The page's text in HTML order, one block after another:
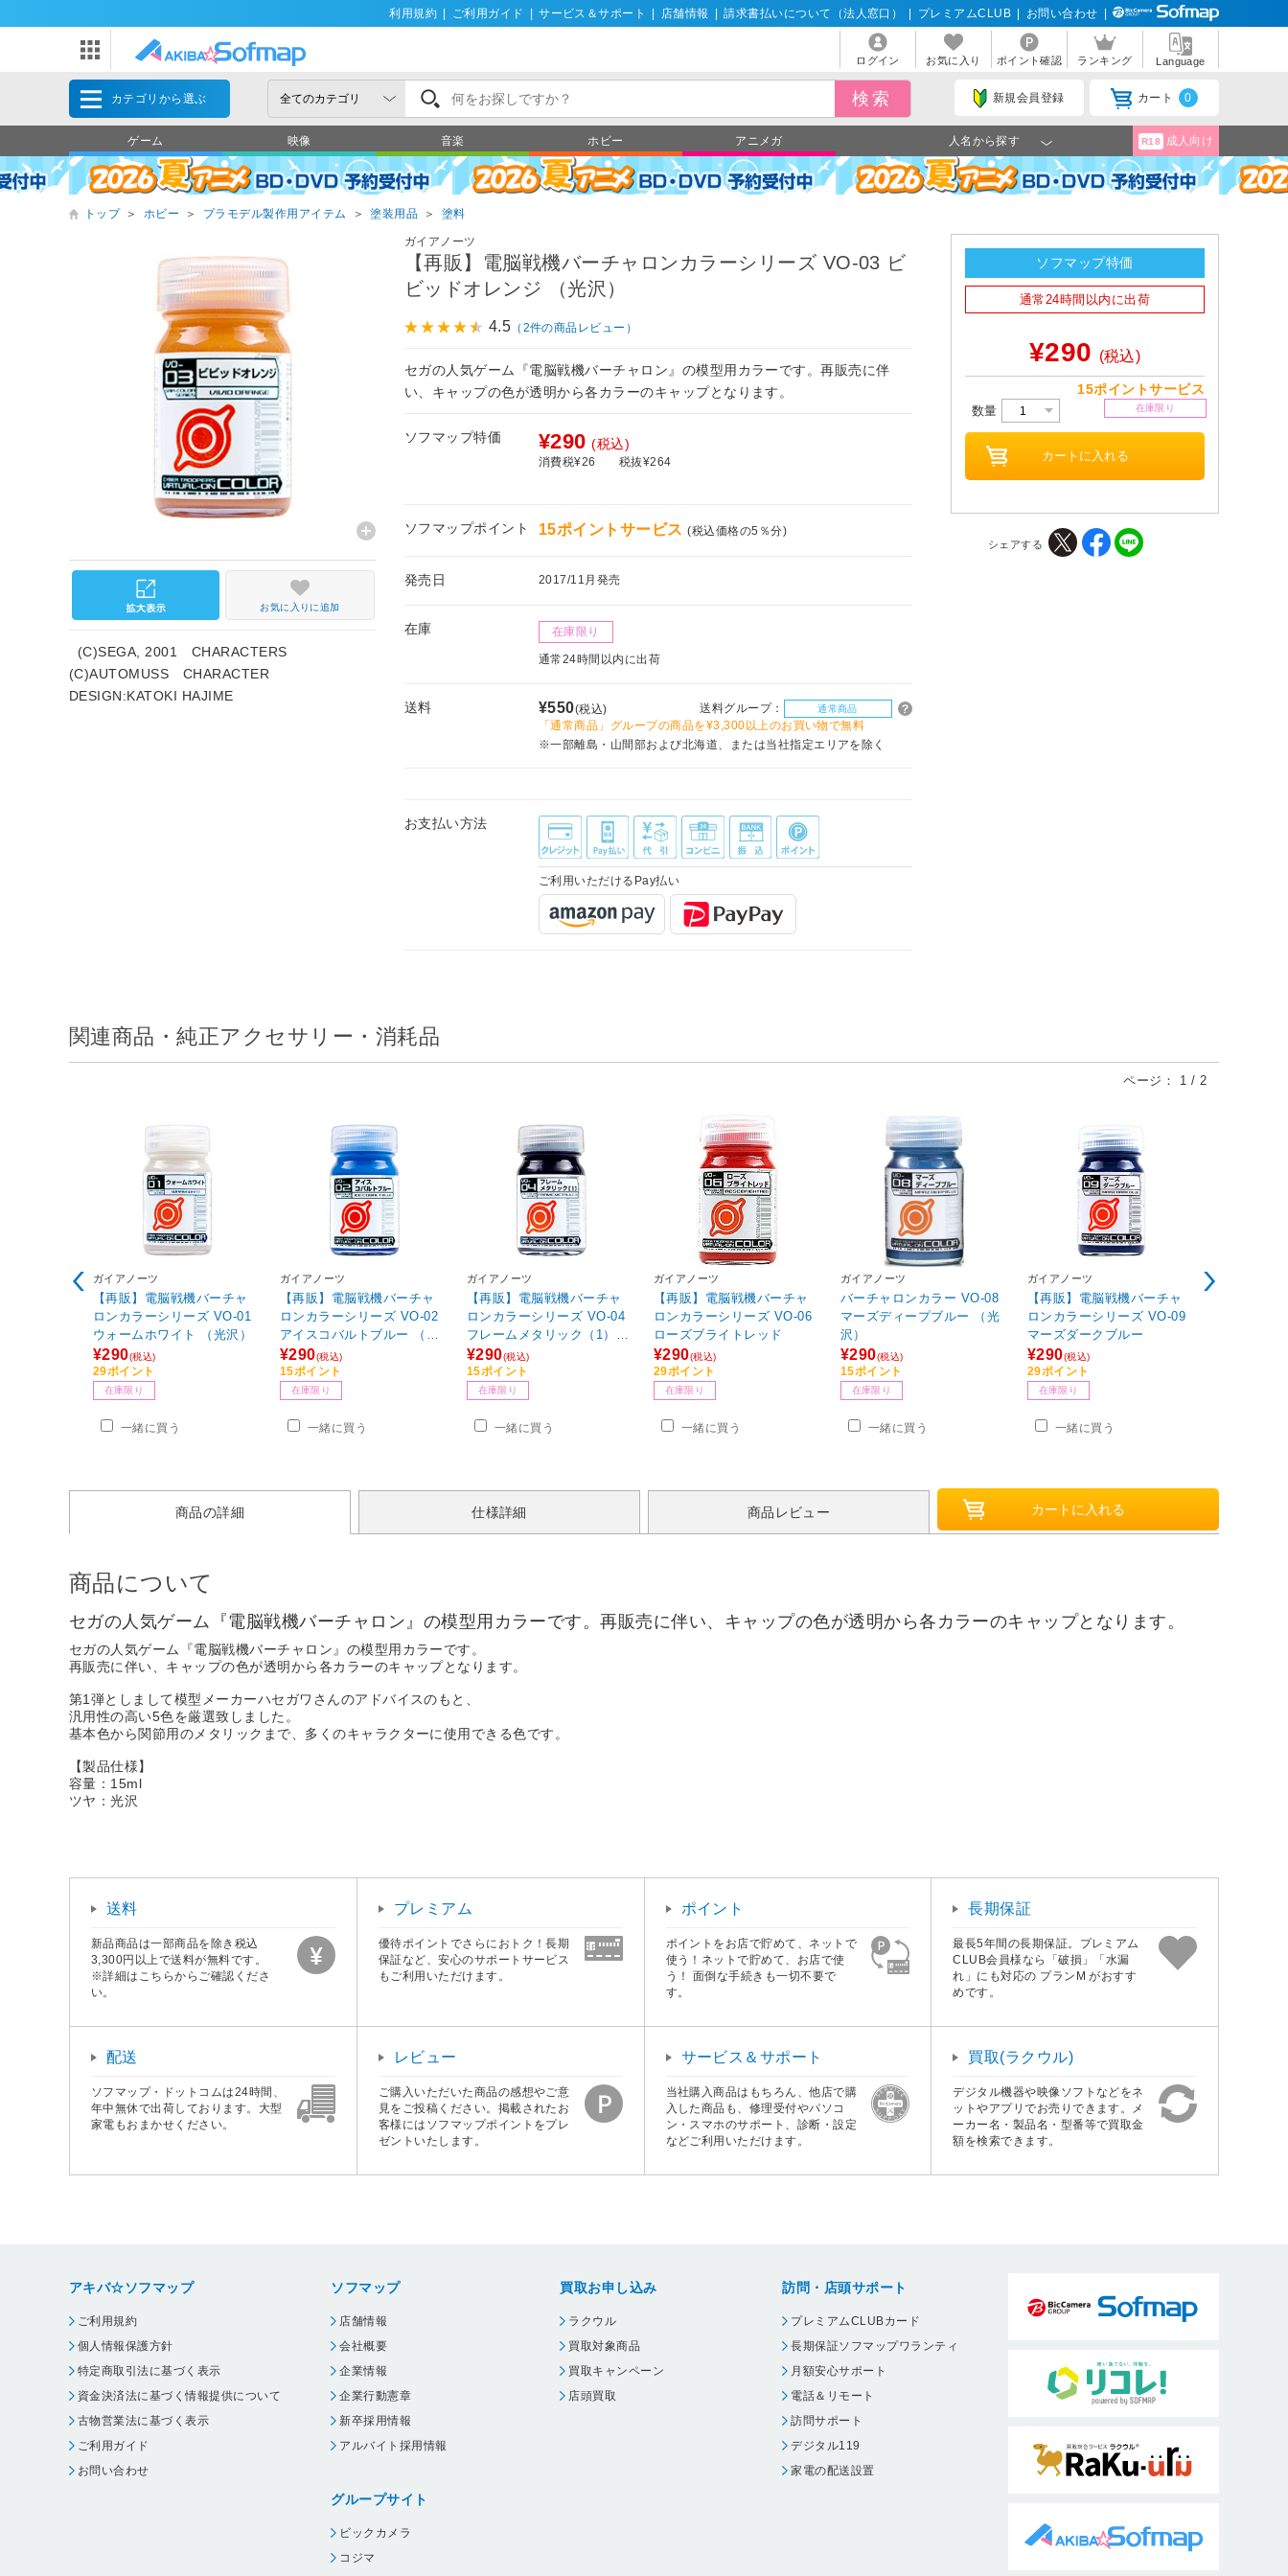
利用規約 ご利用ガイド サービス＆サポート 店舗情報 請求書払いについて（法人窓口） プレミアムCLUB お問い合わせ
ログイン お気に入り ポイント確認 ランキング Language
カテゴリから選ぶ 新規会員登録 カート 0
ゲーム 映像 音楽 ホビー アニメガ 人名から探す R18 成人向け
トップ ＞ ホビー ＞ プラモデル製作用アイテム ＞ 塗装用品 ＞ 塗料
ガイアノーツ
【再販】電脳戦機バーチャロンカラーシリーズ VO-03 ビ
ビッドオレンジ （光沢）
4.5 （2件の商品レビュー）
セガの人気ゲーム『電脳戦機バーチャロン』の模型用カラーです。再販売に伴
い、キャップの色が透明から各カラーのキャップとなります。
ソフマップ特価 ¥290 (税込)
消費税¥26 税抜¥264
ソフマップポイント 15ポイントサービス(税込価格の5％分)
発売日 2017/11月発売
在庫 在庫限り
通常24時間以内に出荷
送料 ¥550(税込) 送料グループ： 通常商品
「通常商品」グループの商品を¥3,300以上のお買い物で無料
※一部離島・山間部および北海道、または当社指定エリアを除く
お支払い方法
ご利用いただけるPay払い
お気に入りに追加
(C)SEGA, 2001 CHARACTERS
(C)AUTOMUSS CHARACTER
DESIGN:KATOKI HAJIME
ソフマップ特価
通常24時間以内に出荷
¥290 (税込)
15ポイントサービス
数量 在庫限り
シェアする
関連商品・純正アクセサリー・消耗品
ページ： 1 / 2
ガイアノーツ
【再販】電脳戦機バーチャ
ロンカラーシリーズ VO-01
ウォームホワイト （光沢）
¥290(税込)
29ポイント
在庫限り
一緒に買う
ガイアノーツ
【再販】電脳戦機バーチャ
ロンカラーシリーズ VO-02
アイスコバルトブルー （半
光沢）
¥290(税込)
15ポイント
在庫限り
一緒に買う
ガイアノーツ
【再販】電脳戦機バーチャ
ロンカラーシリーズ VO-04
フレームメタリック（1）
（メタリック）
¥290(税込)
15ポイント
在庫限り
一緒に買う
ガイアノーツ
【再販】電脳戦機バーチャ
ロンカラーシリーズ VO-06
ローズブライトレッド
¥290(税込)
29ポイント
在庫限り
一緒に買う
ガイアノーツ
バーチャロンカラー VO-08
マーズディープブルー （光
沢）
¥290(税込)
15ポイント
在庫限り
一緒に買う
ガイアノーツ
【再販】電脳戦機バーチャ
ロンカラーシリーズ VO-09
マーズダークブルー
¥290(税込)
29ポイント
在庫限り
一緒に買う
ガイアノーツ
商品の詳細 仕様詳細 商品レビュー
商品について
セガの人気ゲーム『電脳戦機バーチャロン』の模型用カラーです。再販売に伴い、キャップの色が透明から各カラーのキャップとなります。
セガの人気ゲーム『電脳戦機バーチャロン』の模型用カラーです。
再販売に伴い、キャップの色が透明から各カラーのキャップとなります。
第1弾としまして模型メーカーハセガワさんのアドバイスのもと、
汎用性の高い5色を厳選致しました。
基本色から関節用のメタリックまで、多くのキャラクターに使用できる色です。
【製品仕様】
容量：15ml
ツヤ：光沢
送料
新品商品は一部商品を除き税込
3,300円以上で送料が無料です。
※詳細はこちらからご確認くださ
い。
プレミアム
優待ポイントでさらにおトク！長期
保証など、安心のサポートサービス
もご利用いただけます。
ポイント
ポイントをお店で貯めて、ネットで
使う！ネットで貯めて、お店で使
う！ 面倒な手続きも一切不要で
す。
長期保証
最長5年間の長期保証。プレミアム
CLUB会員様なら「破損」「水漏
れ」にも対応の プランM がおすす
めです。
配送
ソフマップ・ドットコムは24時間、
年中無休で出荷しております。大型
家電もおまかせください。
レビュー
ご購入いただいた商品の感想やご意
見をご投稿ください。掲載されたお
客様にはソフマップポイントをプレ
ゼントいたします。
サービス＆サポート
当社購入商品はもちろん、他店で購
入した商品も、修理受付やパソコ
ン・スマホのサポート、診断・設定
などご利用いただけます。
買取(ラクウル)
デジタル機器や映像ソフトなどをネ
ットやアプリでお売りできます。メ
ーカー名・製品名・型番等で買取金
額を検索できます。
アキバ☆ソフマップ
ご利用規約
個人情報保護方針
特定商取引法に基づく表示
資金決済法に基づく情報提供について
古物営業法に基づく表示
ご利用ガイド
お問い合わせ
ソフマップ
店舗情報
会社概要
企業情報
企業行動憲章
新卒採用情報
アルバイト採用情報
グループサイト
ビックカメラ
コジマ
買取お申し込み
ラクウル
買取対象商品
買取キャンペーン
店頭買取
訪問・店頭サポート
プレミアムCLUBカード
長期保証ソフマップワランティ
月額安心サポート
電話＆リモート
訪問サポート
デジタル119
家電の配送設置